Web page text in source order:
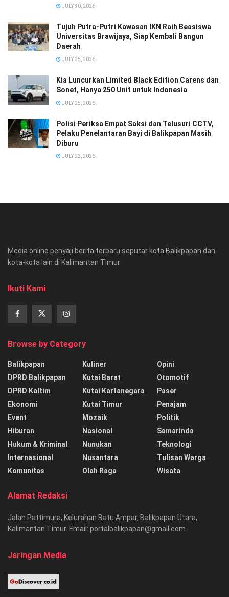
JULY 30, 2026
Tujuh Putra-Putri Kawasan IKN Raih Beasiswa
Universitas Brawijaya, Siap Kembali Bangun
Daerah
JULY 25, 2026
Kia Luncurkan Limited Black Edition Carens dan
Sonet, Hanya 250 Unit untuk Indonesia
JULY 25, 2026
Polisi Periksa Empat Saksi dan Telusuri CCTV,
Pelaku Penelantaran Bayi di Balikpapan Masih
Diburu
JULY 22, 2026
Media online penyaji berita terbaru seputar kota Balikpapan dan
kota-kota lain di Kalimantan Timur
Ikuti Kami
Browse by Category
Balikpapan
DPRD Balikpapan
DPRD Kaltim
Ekonomi
Event
Hiburan
Hukum & Kriminal
Internasional
Komunitas
Kuliner
Kutai Barat
Kutai Kartanegara
Kutai Timur
Mozaik
Nasional
Nunukan
Nusantara
Olah Raga
Opini
Otomotif
Paser
Penajam
Politik
Samarinda
Teknologi
Tulisan Warga
Wisata
Alamat Redaksi
Jalan Pattimura, Kelurahan Batu Ampar, Balikpapan Utara,
Kalimantan Timur. Email: portalbalikpapan@gmail.com
Jaringan Media